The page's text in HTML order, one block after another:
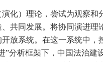
化）理论，尝试为观察和
共同发展。将协同演进理
放系统。在这一系统中，
分析框架下，中国法治建